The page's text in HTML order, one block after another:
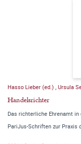
Hasso Lieber (ed.) , Ursula
Handelsrichter
Das richterliche Ehrenamt
PariJus-Schriften zur Praxis